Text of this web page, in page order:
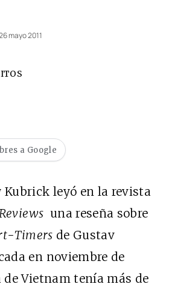
mayo 2011
a Google
Kubrick leyó en la revista
una reseña sobre
Timers de Gustav
en noviembre de
de Vietnam tenía más de